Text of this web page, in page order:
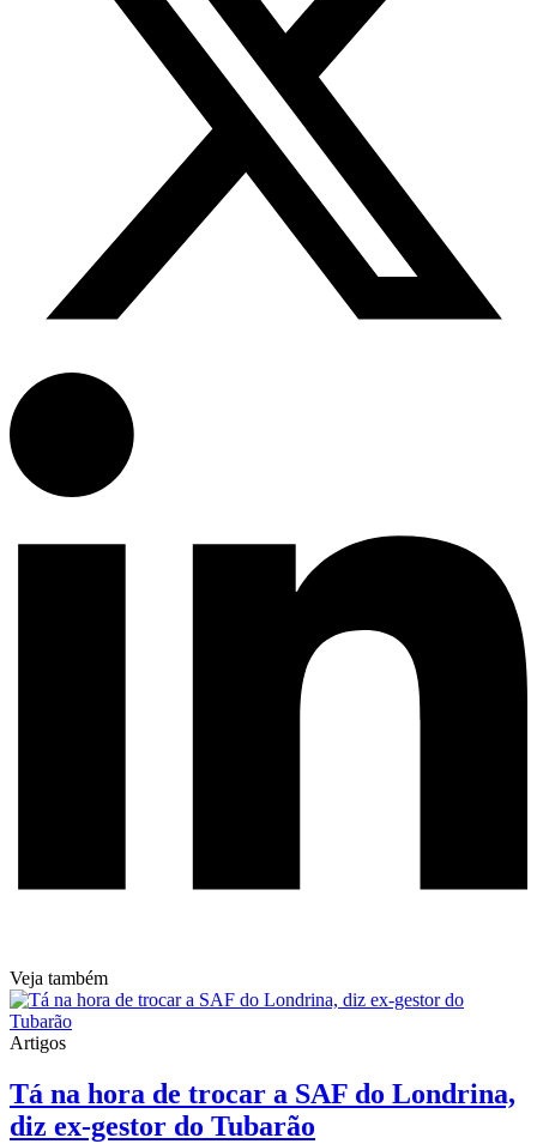
Veja também
Artigos
Tá na hora de trocar a SAF do Londrina,
diz ex-gestor do Tubarão